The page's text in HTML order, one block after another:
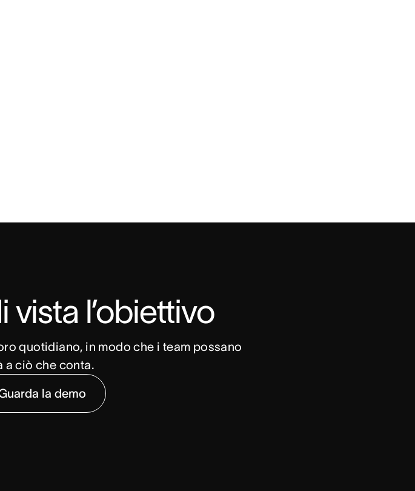
l’obiettivo
quotidiano, in modo che i team possano
a ciò che conta.
la demo